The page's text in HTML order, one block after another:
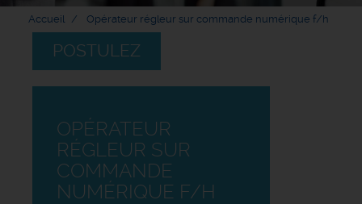
Accueil Opérateur régleur sur commande numérique f/h
POSTULEZ
OPÉRATEUR
RÉGLEUR SUR
COMMANDE
NUMÉRIQUE F/H